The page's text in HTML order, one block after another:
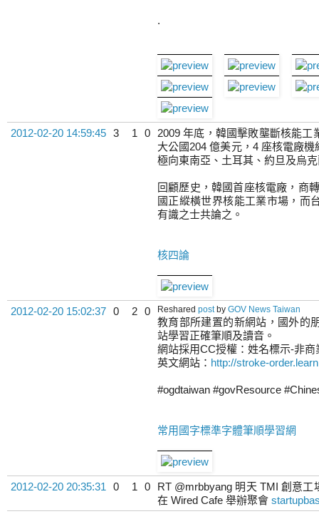
.
2012-02-20 14:59:45 3 1 0
2009 年底，韓國擊敗壟斷核能
大公國204 億美元，4 座核電廠
極向東南亞、土耳其、約旦及烏
回顧歷史，韓國首座核電廠，商
國正縱橫世界核能工業市場，而
有識之士共論之。
核四論
2012-02-20 15:02:37 0 2 0 Reshared postby GOV News Taiwan
教育部所建置的新網站，國外的
站學習正確筆順及讀音。
網站採用CC授權：姓名標示-非
英文網站： http://stroke-
#ogdtaiwan #govResource
常用國字標準字體筆順學習網
2012-02-20 20:35:31 0 1 0
RT @mrbbyang 明天 TMI 創意
在 Wired Cafe 舉辦聚會